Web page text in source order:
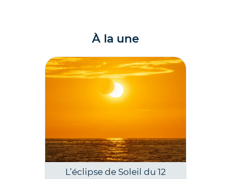
À la une
L’éclipse de Soleil du 12